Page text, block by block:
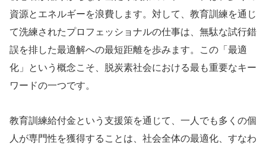
資源とエネルギーを浪費します。対して、教育訓練を通じ
て洗練されたプロフェッショナルの仕事は、無駄な試行錯
誤を排した最適解への最短距離を歩みます。この「最適
化」という概念こそ、脱炭素社会における最も重要なキー
ワードの一つです。
教育訓練給付金という支援策を通じて、一人でも多くの個
人が専門性を獲得することは、社会全体の最適化、すなわ